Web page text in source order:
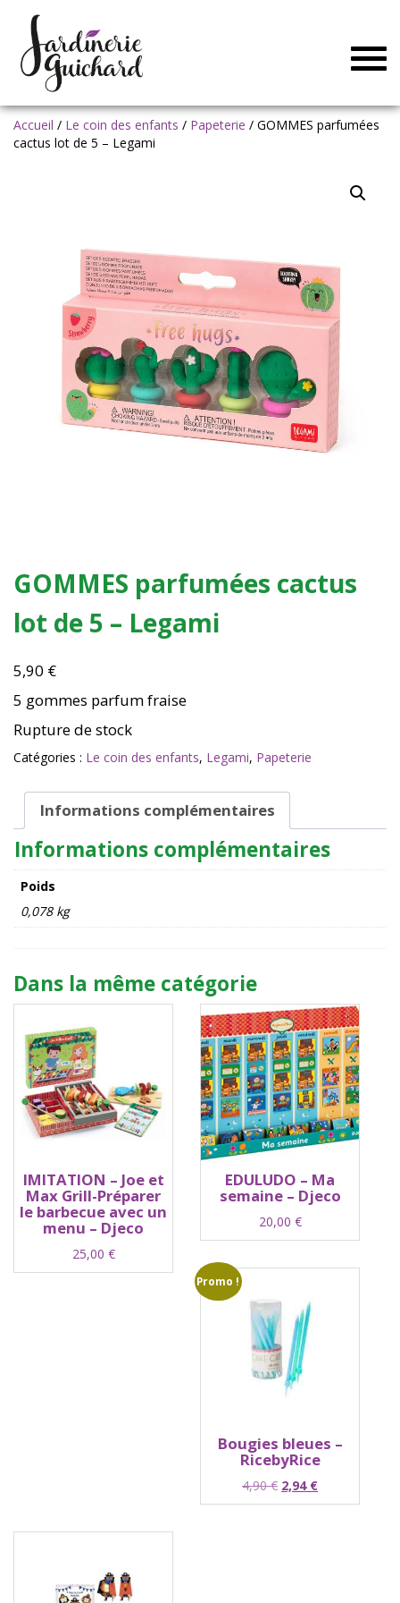
Accueil / Le coin des enfants / Papeterie / GOMMES parfumées
cactus lot de 5 – Legami
GOMMES parfumées cactus
lot de 5 – Legami
5,90 €
5 gommes parfum fraise
Rupture de stock
Catégories : Le coin des enfants, Legami, Papeterie
Informations complémentaires
Informations complémentaires
Poids
0,078 kg
Dans la même catégorie
IMITATION – Joe et
Max Grill-Préparer
le barbecue avec un
menu – Djeco
25,00 €
EDULUDO – Ma
semaine – Djeco
20,00 €
Promo !
Bougies bleues –
RicebyRice
4,90€ Le
prix
2,94 €Le
prix